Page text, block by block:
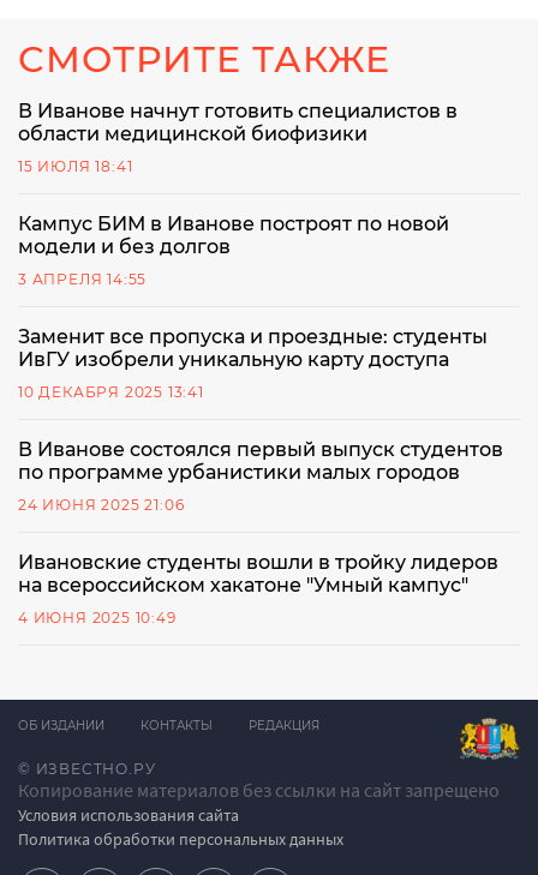
СМОТРИТЕ ТАКЖЕ
В Иванове начнут готовить специалистов в
области медицинской биофизики
15 ИЮЛЯ 18:41
Кампус БИМ в Иванове построят по новой
модели и без долгов
3 АПРЕЛЯ 14:55
Заменит все пропуска и проездные: студенты
ИвГУ изобрели уникальную карту доступа
10 ДЕКАБРЯ 2025 13:41
В Иванове состоялся первый выпуск студентов
по программе урбанистики малых городов
24 ИЮНЯ 2025 21:06
Ивановские студенты вошли в тройку лидеров
на всероссийском хакатоне "Умный кампус"
4 ИЮНЯ 2025 10:49
© ИЗВЕСТНО.РУ
Копирование материалов без ссылки на сайт запрещено
Условия использования сайта
Политика обработки персональных данных
ОБ ИЗДАНИИ КОНТАКТЫ РЕДАКЦИЯ